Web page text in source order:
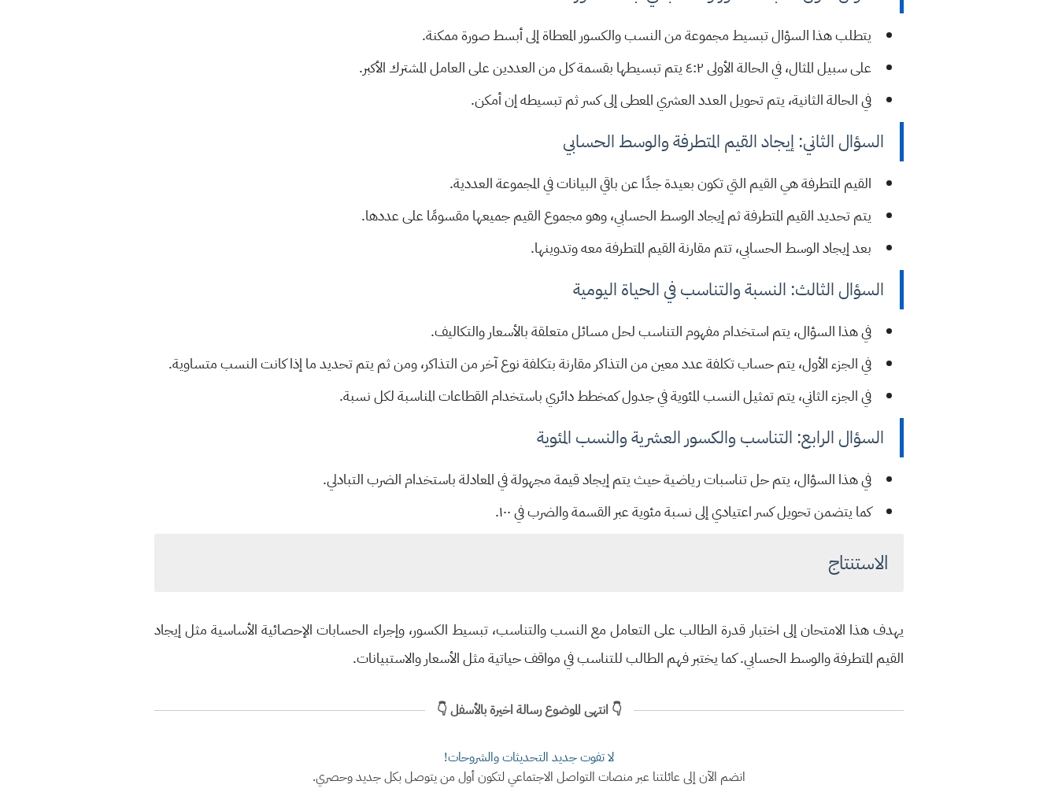
يتطلب هذا السؤال تبسيط مجموعة من النسب والكسور المعطاة إلى أبسط صورة ممكنة.
على سبيل المثال، في الحالة الأولى٤:٢يتم تبسيطها بقسمة كل من العددين على العامل المشترك الأكبر.
في الحالة الثانية، يتم تحويل العدد العشري المعطى إلى كسر ثم تبسيطه إن أمكن.
السؤال الثاني: إيجاد القيم المتطرفة والوسط الحسابي
القيم المتطرفة هي القيم التي تكون بعيدة جدًا عن باقي البيانات في المجموعة العددية.
يتم تحديد القيم المتطرفة ثم إيجاد الوسط الحسابي، وهو مجموع القيم جميعها مقسومًا على عددها.
بعد إيجاد الوسط الحسابي، تتم مقارنة القيم المتطرفة معه وتدوينها.
السؤال الثالث: النسبة والتناسب في الحياة اليومية
في هذا السؤال، يتم استخدام مفهوم التناسب لحل مسائل متعلقة بالأسعار والتكاليف.
في الجزء الأول، يتم حساب تكلفة عدد معين من التذاكر مقارنة بتكلفة نوع آخر من التذاكر، ومن ثم يتم تحديد ما إذا كانت النسب متساوية.
في الجزء الثاني، يتم تمثيل النسب المئوية في جدول كمخطط دائري باستخدام القطاعات المناسبة لكل نسبة.
السؤال الرابع: التناسب والكسور العشرية والنسب المئوية
في هذا السؤال، يتم حل تناسبات رياضية حيث يتم إيجاد قيمة مجهولة في المعادلة باستخدام الضرب التبادلي.
كما يتضمن تحويل كسر اعتيادي إلى نسبة مئوية عبر القسمة والضرب في ١٠٠.
الاستنتاج
يهدف هذا الامتحان إلى اختبار قدرة الطالب على التعامل مع النسب والتناسب، تبسيط الكسور، وإجراء الحسابات الإحصائية الأساسية مثل إيجاد
القيم المتطرفة والوسط الحسابي. كما يختبر فهم الطالب للتناسب في مواقف حياتية مثل الأسعار والاستبيانات.
👇 انتهى الموضوع رسالة اخيرة بالأسفل 👇
لا تفوت جديد التحديثات والشروحات!
انضم الآن إلى عائلتنا عبر منصات التواصل الاجتماعي لتكون أول من يتوصل بكل جديد وحصري.